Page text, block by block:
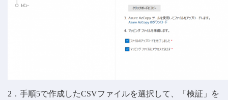
2．手順5で作成したCSVファイルを選択して、「検証」を